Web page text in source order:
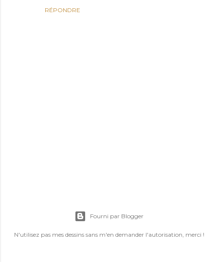
RÉPONDRE
g
Fourni par Blogger
N'utilisez pas mes dessins sans m'en demander l'autorisation, merci !